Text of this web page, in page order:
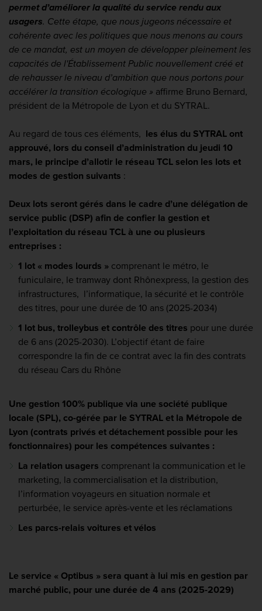
permet d’améliorer la qualité du service rendu aux
usagers. Cette étape, que nous jugeons nécessaire et
cohérente avec les politiques que nous menons au cours
de ce mandat, est un moyen de développer pleinement les
capacités de l'Établissement Public nouvellement créé et
de rehausser le niveau d’ambition que nous portons pour
accélérer la transition écologique » affirme Bruno Bernard,
président de la Métropole de Lyon et du SYTRAL.
Au regard de tous ces éléments, les élus du SYTRAL ont
approuvé, lors du conseil d’administration du jeudi 10
mars, le principe d’allotir le réseau TCL selon les lots et
modes de gestion suivants :
Deux lots seront gérés dans le cadre d’une délégation de
service public (DSP) afin de confier la gestion et
l’exploitation du réseau TCL à une ou plusieurs
entreprises :
1 lot « modes lourds » comprenant le métro, le
funiculaire, le tramway dont Rhônexpress, la gestion des
infrastructures, l’informatique, la sécurité et le contrôle
des titres, pour une durée de 10 ans (2025-2034)
1 lot bus, trolleybus et contrôle des titres pour une durée
de 6 ans (2025-2030). L’objectif étant de faire
correspondre la fin de ce contrat avec la fin des contrats
du réseau Cars du Rhône
Une gestion 100% publique via une société publique
locale (SPL), co-gérée par le SYTRAL et la Métropole de
Lyon (contrats privés et détachement possible pour les
fonctionnaires) pour les compétences suivantes :
La relation usagers comprenant la communication et le
marketing, la commercialisation et la distribution,
l’information voyageurs en situation normale et
perturbée, le service après-vente et les réclamations
Les parcs-relais voitures et vélos
Le service « Optibus » sera quant à lui mis en gestion par
marché public, pour une durée de 4 ans (2025-2029)